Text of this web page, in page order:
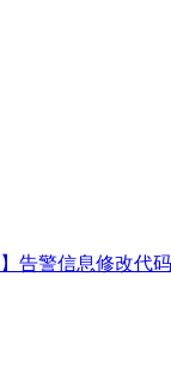
告警信息修改代